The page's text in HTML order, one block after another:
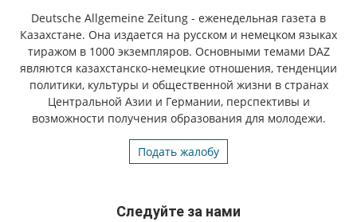
Deutsche Allgemeine Zeitung - еженедельная газета в
Казахстане. Она издается на русском и немецком языках
тиражом в 1000 экземпляров. Основными темами DAZ
являются казахстанско-немецкие отношения, тенденции
политики, культуры и общественной жизни в странах
Центральной Азии и Германии, перспективы и
возможности получения образования для молодежи.
Подать жалобу
Следуйте за нами